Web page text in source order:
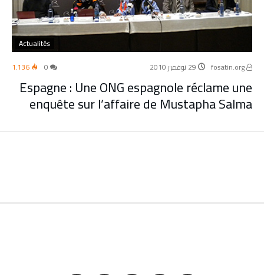
Actualités
29 نوفمبر 2010 1٬136
Espagne : Une ONG espagnole réclame une
enquête sur l’affaire de Mustapha Salma